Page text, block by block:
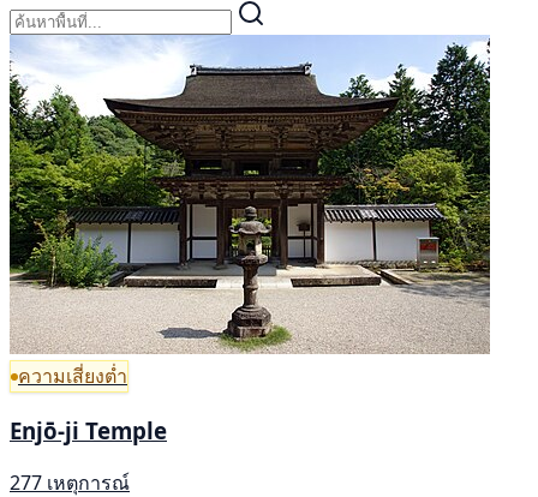
ความเสี่ยงต่ำ
Enjō-ji Temple
277 เหตุการณ์